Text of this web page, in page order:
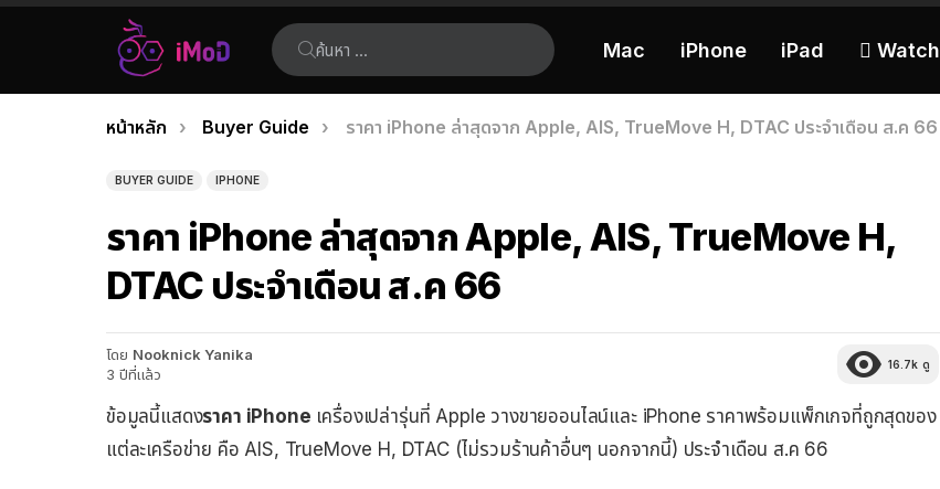
ค้นหา:
Mac iPhone iPad  Watch
เรื่อง
ล่าสุด
คุณอยู่ที่นี่:
หน้าหลัก Buyer Guide ราคา iPhone ล่าสุดจาก Apple, AIS, TrueMove H, DTAC ประจำเดือน ส.ค 66
BUYER GUIDE IPHONE
ราคา iPhone ล่าสุดจาก Apple, AIS, TrueMove H,
DTAC ประจำเดือน ส.ค 66
โดย Nooknick Yanika
3 ปีที่แล้ว
16.7k ดู
ข้อมูลนี้แสดงราคา iPhone เครื่องเปล่ารุ่นที่ Apple วางขายออนไลน์และ iPhone ราคาพร้อมแพ็กเกจที่ถูกสุดของ
แต่ละเครือข่าย คือ AIS, TrueMove H, DTAC (ไม่รวมร้านค้าอื่นๆ นอกจากนี้) ประจำเดือน ส.ค 66